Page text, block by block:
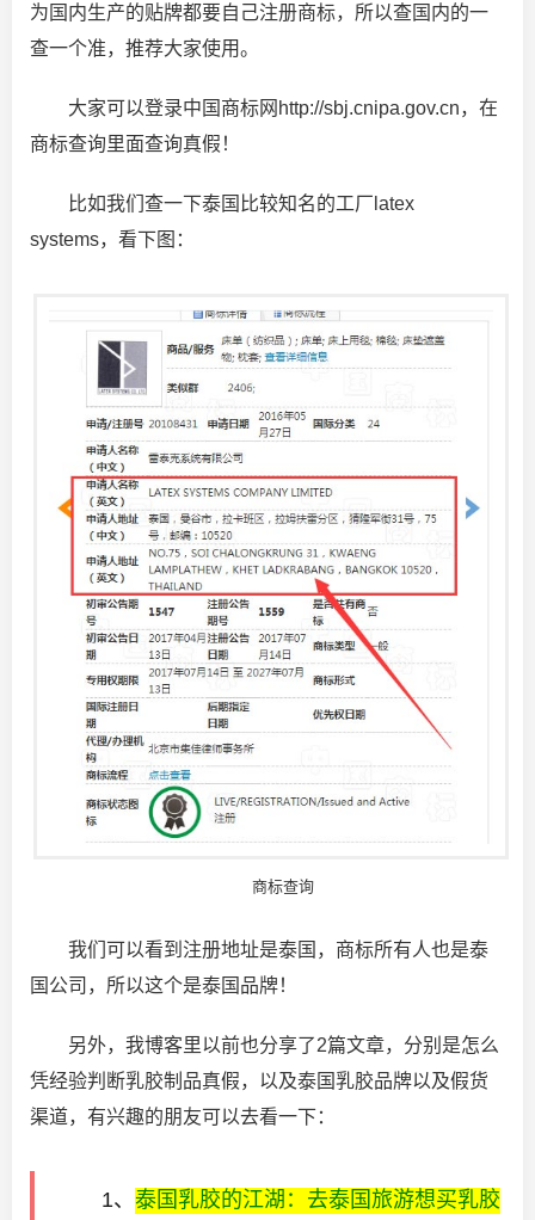
为国内生产的贴牌都要自己注册商标，所以查国内的一
查一个准，推荐大家使用。
大家可以登录中国商标网http://sbj.cnipa.gov.cn，在
商标查询里面查询真假！
比如我们查一下泰国比较知名的工厂latex
systems，看下图：
商标查询
我们可以看到注册地址是泰国，商标所有人也是泰
国公司，所以这个是泰国品牌！
另外，我博客里以前也分享了2篇文章，分别是怎么
凭经验判断乳胶制品真假，以及泰国乳胶品牌以及假货
渠道，有兴趣的朋友可以去看一下：
1、 泰国乳胶的江湖：去泰国旅游想买乳胶